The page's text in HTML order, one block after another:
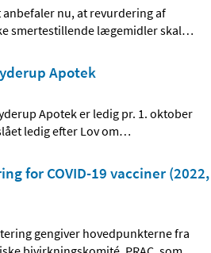
nu, at revurdering af
smertestillende lægemidler skal…
Apotek
Apotek er ledig pr. 1. oktober
ledig efter Lov om…
for COVID-19 vacciner (2022,
gengiver hovedpunkterne fra